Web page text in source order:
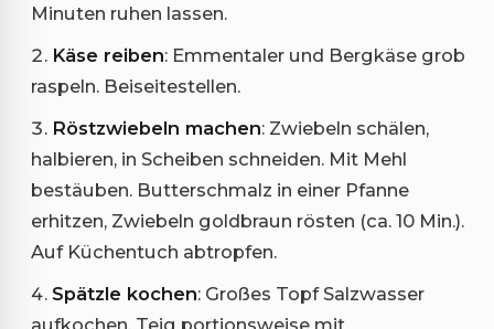
Minuten ruhen lassen.
Käse reiben: Emmentaler und Bergkäse grob
raspeln. Beiseitestellen.
Röstzwiebeln machen: Zwiebeln schälen,
halbieren, in Scheiben schneiden. Mit Mehl
bestäuben. Butterschmalz in einer Pfanne
erhitzen, Zwiebeln goldbraun rösten (ca. 10 Min.).
Auf Küchentuch abtropfen.
Spätzle kochen: Großes Topf Salzwasser
aufkochen. Teig portionsweise mit